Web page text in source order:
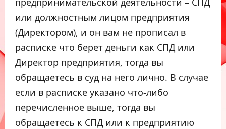
или должностным лицом предприятия
(Директором), и он вам не прописал в
расписке что берет деньги как СПД или
Директор предприятия, тогда вы
обращаетесь в суд на него лично. В случае
если в расписке указано что-либо
перечисленное выше, тогда вы
обращаетесь к СПД или к предприятию